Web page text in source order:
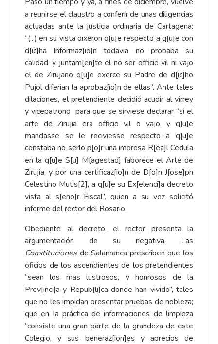
a reunirse el claustro a conferir de unas diligencias
actuadas ante la justicia ordinaria de Cartagena:
“(...) en su vista dixeron q[u]e respecto a q[u]e con
d[ic]ha Informaz[io]n todavia no probaba su
calidad, y juntam[en]te el no ser officio vil ni vajo
el de Zirujano q[u]e exerce su Padre de d[ic]ho
Pujol diferian la aprobaz[io]n de ellas”. Ante tales
dilaciones, el pretendiente decidió acudir al virrey
y vicepatrono para que se sirviese declarar “si el
arte de Zirujia era officio vil o vajo, y q[u]e
mandasse se le reciviesse respecto a q[u]e
constaba no serlo p[o]r una impresa R[ea]l Cedula
en la q[u]e S[u] M[agestad] faborece el Arte de
Zirujia, y por una certificaz[io]n de D[o]n J[ose]ph
Celestino Mutis[2], a q[u]e su Ex[elenci]a decreto
vista al s[eño]r Fiscal”, quien a su vez solicitó
informe del rector del Rosario.
Obediente al decreto, el rector presenta la
argumentación de su negativa. Las
Constituciones de Salamanca prescriben que los
oficios de los ascendientes de los pretendientes
“sean los mas lustrosos, y honrosos de la
Prov[inci]a y Repub[li]ca donde han vivido”, tales
que no les impidan presentar pruebas de nobleza;
que en la práctica de informaciones de limpieza
“consiste una gran parte de la grandeza de este
Colegio, y sus beneraz[ion]es y aprecios de